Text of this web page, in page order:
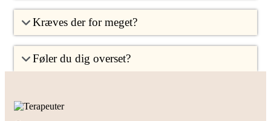
Kræves der for meget?
Føler du dig overset?